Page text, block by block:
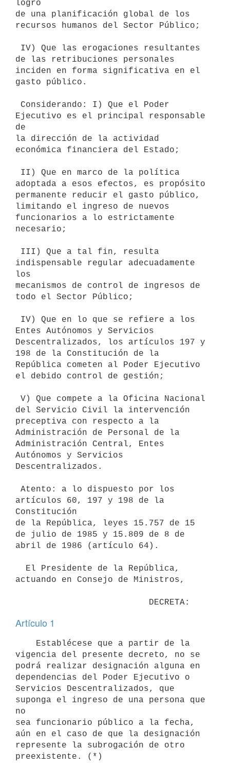
logro
de una planificación global de los
recursos humanos del Sector Público;
de las retribuciones personales
inciden en forma significativa en el
gasto público.
Ejecutivo es el principal responsable
de
la dirección de la actividad
económica financiera del Estado;
adoptada a esos efectos, es propósito
permanente reducir el gasto público,
limitando el ingreso de nuevos
funcionarios a lo estrictamente
necesario;
indispensable regular adecuadamente
los
mecanismos de control de ingresos de
todo el Sector Público;
Entes Autónomos y Servicios
Descentralizados, los artículos 197 y
198 de la Constitución de la
República cometen al Poder Ejecutivo
el debido control de gestión;
del Servicio Civil la intervención
preceptiva con respecto a la
Administración de Personal de la
Administración Central, Entes
Autónomos y Servicios
Descentralizados.
artículos 60, 197 y 198 de la
Constitución
de la República, leyes 15.757 de 15
de julio de 1985 y 15.809 de 8 de
abril de 1986 (artículo 64).
actuando en Consejo de Ministros,
Artículo 1
vigencia del presente decreto, no se
podrá realizar designación alguna en
dependencias del Poder Ejecutivo o
Servicios Descentralizados, que
suponga el ingreso de una persona que
no
sea funcionario público a la fecha,
aún en el caso de que la designación
represente la subrogación de otro